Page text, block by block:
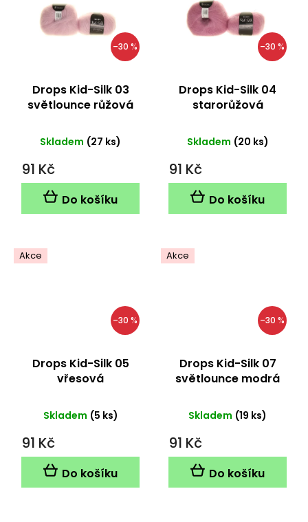
–30 %
Drops Kid-Silk 03
světlounce růžová
Skladem (27 ks)
91 Kč
Do košíku
–30 %
Drops Kid-Silk 04
starorůžová
Skladem (20 ks)
91 Kč
Do košíku
Akce
–30 %
Drops Kid-Silk 05
vřesová
Skladem (5 ks)
91 Kč
Do košíku
Akce
–30 %
Drops Kid-Silk 07
světlounce modrá
Skladem (19 ks)
91 Kč
Do košíku